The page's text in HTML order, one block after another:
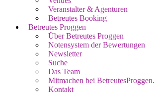
Veranstalter & Agenturen
Betreutes Booking
Betreutes Proggen
Über Betreutes Proggen
Notensystem der Bewertungen
Newsletter
Suche
Das Team
Mitmachen bei
Kontakt